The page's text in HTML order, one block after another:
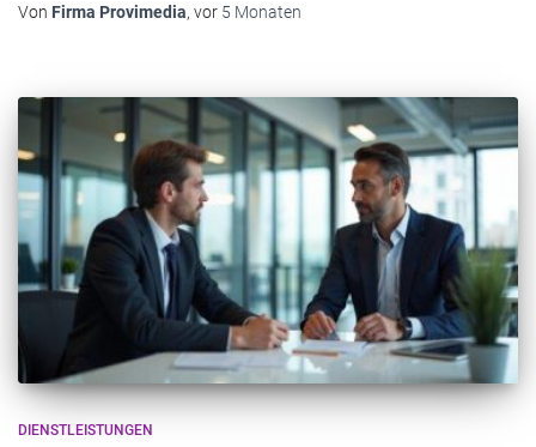
Von Firma Provimedia, vor 5 Monaten
DIENSTLEISTUNGEN